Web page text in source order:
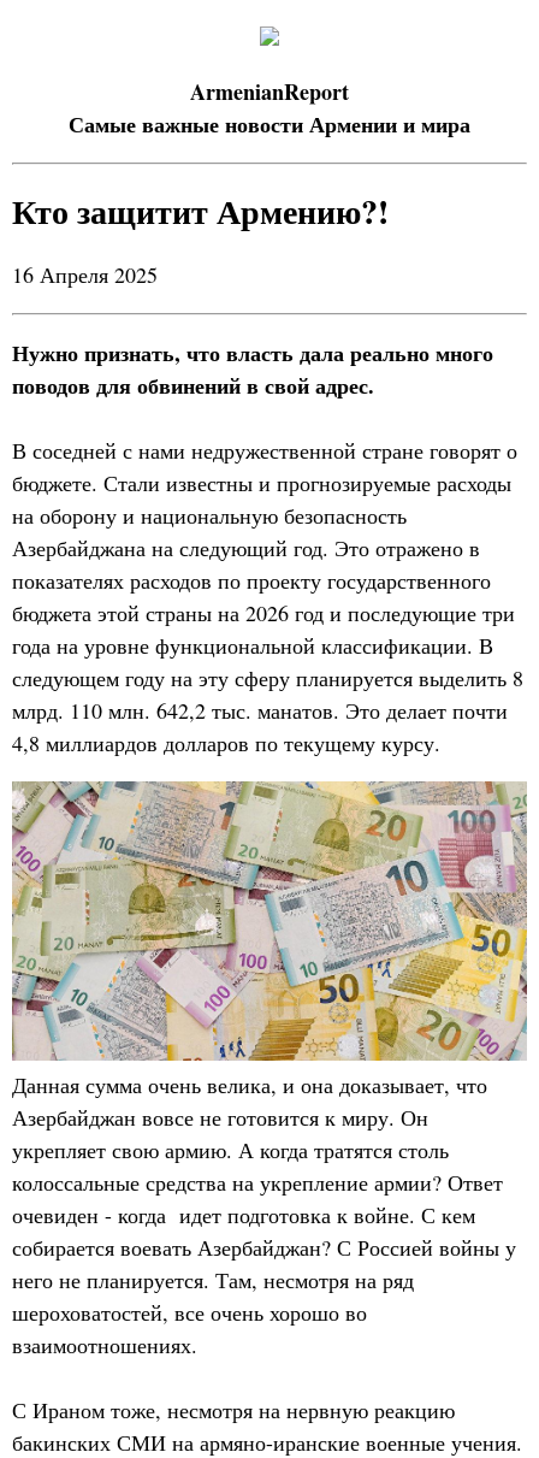
ArmenianReport
Самые важные новости Армении и мира
Кто защитит Армению?!
16 Апреля 2025
Нужно признать, что власть дала реально много
поводов для обвинений в свой адрес.
В соседней с нами недружественной стране говорят о
бюджете. Стали известны и прогнозируемые расходы
на оборону и национальную безопасность
Азербайджана на следующий год. Это отражено в
показателях расходов по проекту государственного
бюджета этой страны на 2026 год и последующие три
года на уровне функциональной классификации. В
следующем году на эту сферу планируется выделить 8
млрд. 110 млн. 642,2 тыс. манатов. Это делает почти
4,8 миллиардов долларов по текущему курсу.
Данная сумма очень велика, и она доказывает, что
Азербайджан вовсе не готовится к миру. Он
укрепляет свою армию. А когда тратятся столь
колоссальные средства на укрепление армии? Ответ
очевиден - когда идет подготовка к войне. С кем
собирается воевать Азербайджан? С Россией войны у
него не планируется. Там, несмотря на ряд
шероховатостей, все очень хорошо во
взаимоотношениях.
С Ираном тоже, несмотря на нервную реакцию
бакинских СМИ на армяно-иранские военные учения.